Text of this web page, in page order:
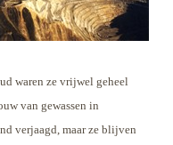
waren ze vrijwel geheel
van gewassen in
verjaagd, maar ze blijven